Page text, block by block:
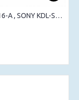
1-867-366-22 , 1-726-200-22 , A-1128-516-A , SONY KDL-S32A12U , LOGIC BOARD